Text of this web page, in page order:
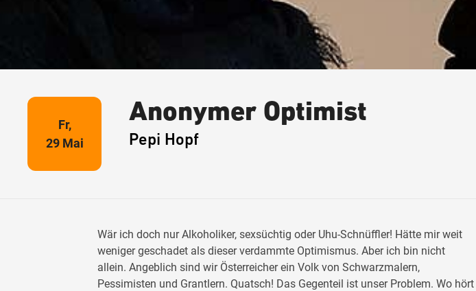
Fr,
29 Mai
Anonymer Optimist
Pepi Hopf
Wär ich doch nur Alkoholiker, sexsüchtig oder Uhu-Schnüffler! Hätte mir weit
weniger geschadet als dieser verdammte Optimismus. Aber ich bin nicht
allein. Angeblich sind wir Österreicher ein Volk von Schwarzmalern,
Pessimisten und Grantlern. Quatsch! Das Gegenteil ist unser Problem. Wo hört